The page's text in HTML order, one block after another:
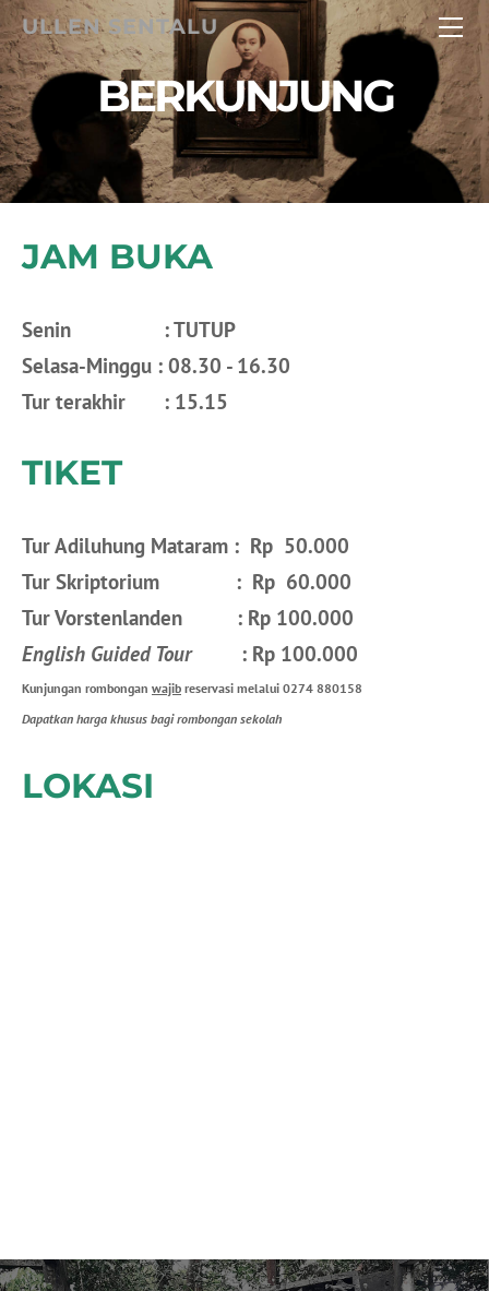
ULLEN SENTALU
BERKUNJUNG
JAM BUKA
Senin : TUTUP
Selasa-Minggu : 08.30 - 16.30
Tur terakhir : 15.15
TIKET
Tur Adiluhung Mataram : Rp 50.000
Tur Skriptorium : Rp 60.000
Tur Vorstenlanden : Rp 100.000
English Guided Tour: Rp 100.000
Kunjungan rombongan wajib reservasi melalui 0274 880158
Dapatkan harga khusus bagi rombongan sekolah
LOKASI
HOME
BERKUNJUNG
MUSEUM
ACARA
WAYANG WORLD 2025
INTERNATIONAL MUSEUM FORUM 2025
KAJIAN
KONTAK